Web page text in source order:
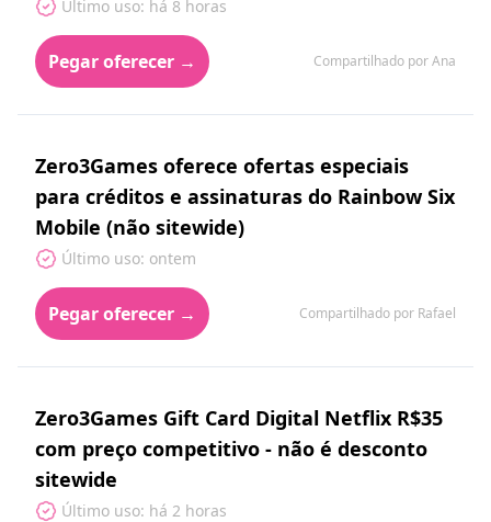
Último uso: há 8 horas
Pegar oferecer → Compartilhado por Ana
Zero3Games oferece ofertas especiais
para créditos e assinaturas do Rainbow Six
Mobile (não sitewide)
Último uso: ontem
Pegar oferecer → Compartilhado por Rafael
Zero3Games Gift Card Digital Netflix R$35
com preço competitivo - não é desconto
sitewide
Último uso: há 2 horas